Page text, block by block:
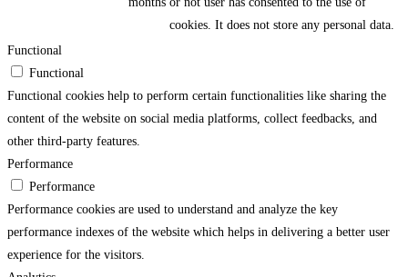
cookies. It does not store any personal data.
Functional
Functional
Functional cookies help to perform certain functionalities like sharing the
content of the website on social media platforms, collect feedbacks, and
other third-party features.
Performance
Performance
Performance cookies are used to understand and analyze the key
performance indexes of the website which helps in delivering a better user
experience for the visitors.